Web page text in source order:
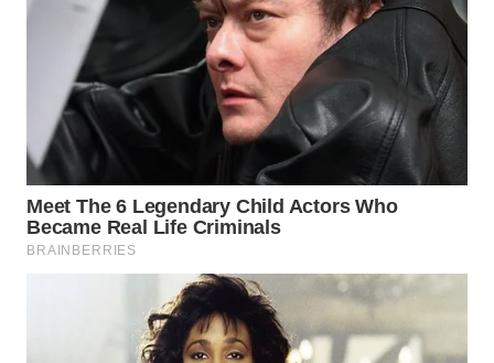
PRIANGAN
TIMUR
WN
SEMARANG
WN
SOLO
WN
BOROBUDUR